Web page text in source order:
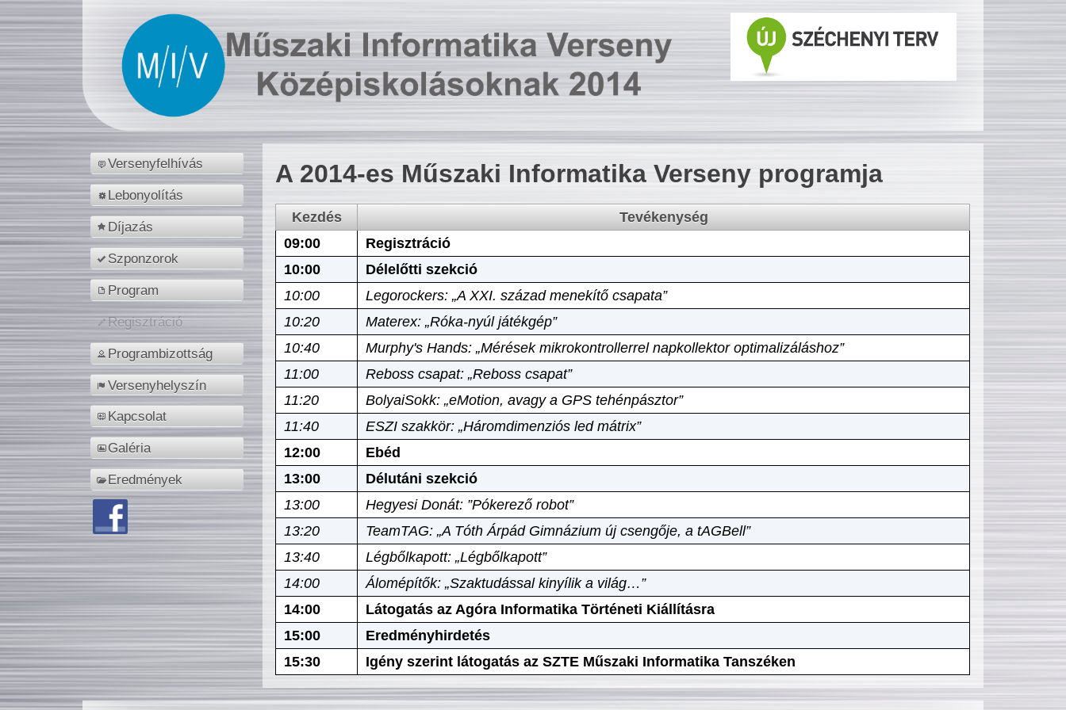
Versenyfelhívás
Lebonyolítás
Díjazás
Szponzorok
Program
Regisztráció
Programbizottság
Versenyhelyszín
Kapcsolat
Galéria
Eredmények
A 2014-es Műszaki Informatika Verseny programja
Kezdés
Tevékenység
09:00
Regisztráció
10:00
Délelőtti szekció
10:00
Legorockers: „A XXI. század menekítő csapata”
10:20
Materex: „Róka-nyúl játékgép”
10:40
Murphy's Hands: „Mérések mikrokontrollerrel napkollektor optimalizáláshoz”
11:00
Reboss csapat: „Reboss csapat”
11:20
BolyaiSokk: „eMotion, avagy a GPS tehénpásztor”
11:40
ESZI szakkör: „Háromdimenziós led mátrix”
12:00
Ebéd
13:00
Délutáni szekció
13:00
Hegyesi Donát: ”Pókerező robot”
13:20
TeamTAG: „A Tóth Árpád Gimnázium új csengője, a tAGBell”
13:40
Légbőlkapott: „Légbőlkapott”
14:00
Álomépítők: „Szaktudással kinyílik a világ…”
14:00
Látogatás az Agóra Informatika Történeti Kiállításra
15:00
Eredményhirdetés
15:30
Igény szerint látogatás az SZTE Műszaki Informatika Tanszéken